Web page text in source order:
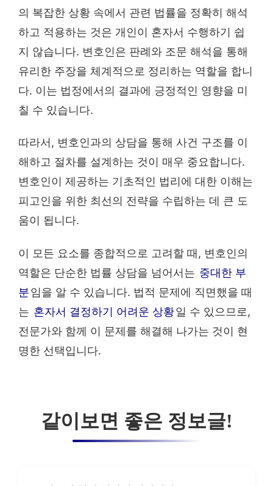
의 복잡한 상황 속에서 관련 법률을 정확히 해석
하고 적용하는 것은 개인이 혼자서 수행하기 쉽
지 않습니다. 변호인은 판례와 조문 해석을 통해
유리한 주장을 체계적으로 정리하는 역할을 합니
다. 이는 법정에서의 결과에 긍정적인 영향을 미
칠 수 있습니다.
따라서, 변호인과의 상담을 통해 사건 구조를 이
해하고 절차를 설계하는 것이 매우 중요합니다.
변호인이 제공하는 기초적인 법리에 대한 이해는
피고인을 위한 최선의 전략을 수립하는 데 큰 도
움이 됩니다.
이 모든 요소를 종합적으로 고려할 때, 변호인의
역할은 단순한 법률 상담을 넘어서는 중대한 부
분임을 알 수 있습니다. 법적 문제에 직면했을 때
는 혼자서 결정하기 어려운 상황일 수 있으므로,
전문가와 함께 이 문제를 해결해 나가는 것이 현
명한 선택입니다.
같이보면 좋은 정보글!